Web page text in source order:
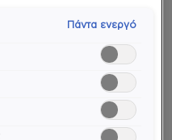
δείχνουμε σχετικό
cookies τα οποία δεν
να τα απορρίψετε
και να αποθηκεύσετε
επιλογών»). Μπορείτε
και να ρυθμίσετε εκ
το link «Ρυθμίσεις για τα
μπορείτε να βρείτε
Πάντα ενεργό